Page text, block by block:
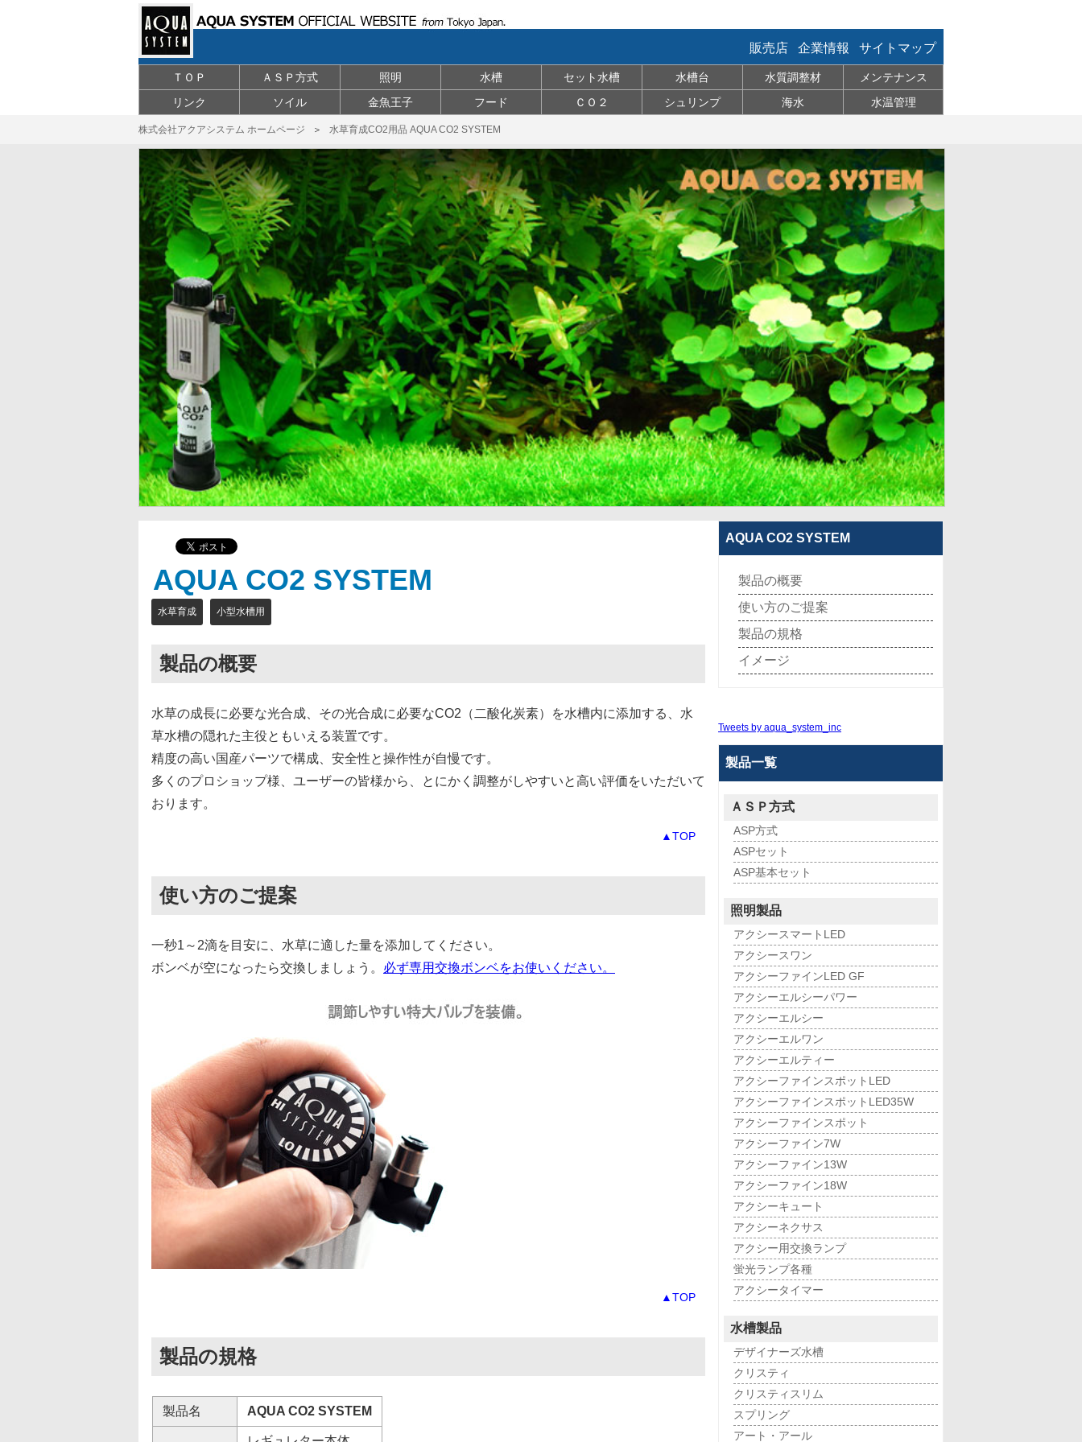
AQUA CO2 SYSTEM
水草育成 小型水槽用
製品の概要
水草の成長に必要な光合成、その光合成に必要なCO2（二酸化炭素）を水槽内に添加する、水
草水槽の隠れた主役ともいえる装置です。
精度の高い国産パーツで構成、安全性と操作性が自慢です。
多くのプロショップ様、ユーザーの皆様から、とにかく調整がしやすいと高い評価をいただいて
おります。
▲TOP
使い方のご提案
一秒1～2滴を目安に、水草に適した量を添加してください。
ボンベが空になったら交換しましょう。 必ず専用交換ボンベをお使いください。
▲TOP
製品の規格
製品名 AQUA CO2 SYSTEM
AQUA CO2 SYSTEM
製品の概要
使い方のご提案
製品の規格
イメージ
Tweets by aqua_system_inc
製品一覧
ＡＳＰ方式
ASP方式
ASPセット
ASP基本セット
照明製品
アクシースマートLED
アクシースワン
アクシーファインLED GF
アクシーエルシーパワー
アクシーエルシー
アクシーエルワン
アクシーエルティー
アクシーファインスポットLED
アクシーファインスポットLED35W
アクシーファインスポット
アクシーファイン7W
アクシーファイン13W
アクシーファイン18W
アクシーキュート
アクシーネクサス
アクシー用交換ランプ
蛍光ランプ各種
アクシータイマー
水槽製品
デザイナーズ水槽
クリスティ
クリスティスリム
スプリング
アート・アール
販売店 企業情報 サイトマップ
ＴＯＰ ＡＳＰ方式 照明 水槽 セット水槽 水槽台 水質調整材
メンテナンス
リンク
ソイル 金魚王子 フード ＣＯ２ シュリンプ 海水 水温管理
株式会社アクアシステム ホームページ ＞ 水草育成CO2用品 AQUA CO2 SYSTEM